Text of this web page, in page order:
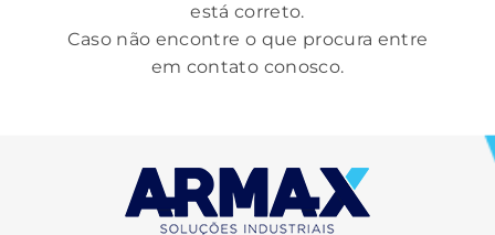
está correto.
Caso não encontre o que procura entre
em contato conosco.